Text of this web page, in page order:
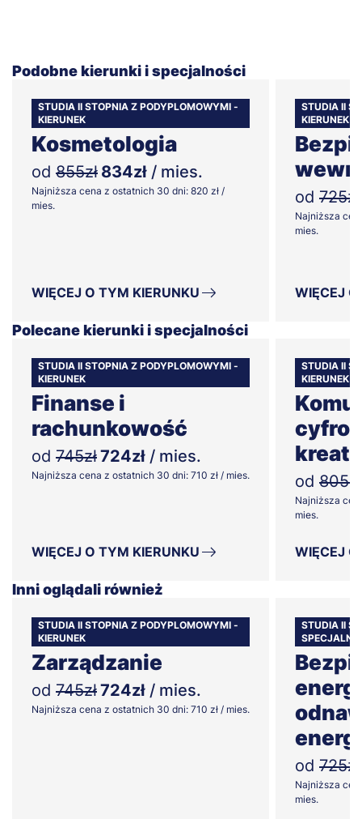
Podobne kierunki i specjalności
STUDIA II STOPNIA Z PODYPLOMOWYMI -
KIERUNEK
Kosmetologia
od 855zł 834zł / mies.
Najniższa cena z ostatnich 30 dni: 820 zł /
mies.
WIĘCEJ O TYM KIERUNKU
STUDIA II
KIERUNEK
od 725zł
Najniższa
mies.
WIĘCEJ
Polecane kierunki i specjalności
STUDIA II STOPNIA Z PODYPLOMOWYMI -
KIERUNEK
Finanse i
rachunkowość
od 745zł724zł / mies.
Najniższa cena z ostatnich 30 dni: 710 zł / mies.
WIĘCEJ O TYM KIERUNKU
STUDIA II
KIERUNEK
od 805zł
Najniższa
mies.
WIĘCEJ
Inni oglądali również
STUDIA II STOPNIA Z PODYPLOMOWYMI -
KIERUNEK
Zarządzanie
od 745zł724zł / mies.
Najniższa cena z ostatnich 30 dni: 710 zł / mies.
STUDIA II
od 725zł
Najniższa
mies.